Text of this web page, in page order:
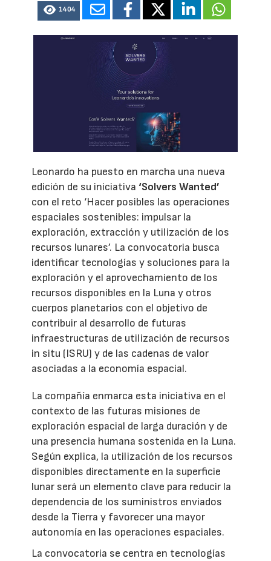
1404
Leonardo ha puesto en marcha una nueva
edición de su iniciativa ‘Solvers Wanted’
con el reto ‘Hacer posibles las operaciones
espaciales sostenibles: impulsar la
exploración, extracción y utilización de los
recursos lunares’. La convocatoria busca
identificar tecnologías y soluciones para la
exploración y el aprovechamiento de los
recursos disponibles en la Luna y otros
cuerpos planetarios con el objetivo de
contribuir al desarrollo de futuras
infraestructuras de utilización de recursos
in situ (ISRU) y de las cadenas de valor
asociadas a la economía espacial.
La compañía enmarca esta iniciativa en el
contexto de las futuras misiones de
exploración espacial de larga duración y de
una presencia humana sostenida en la Luna.
Según explica, la utilización de los recursos
disponibles directamente en la superficie
lunar será un elemento clave para reducir la
dependencia de los suministros enviados
desde la Tierra y favorecer una mayor
autonomía en las operaciones espaciales.
La convocatoria se centra en tecnologías